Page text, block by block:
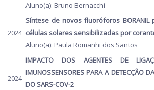
Aluno(a): Bruno Bernacchi
2024
Síntese de novos fluoróforos BORANIL
células solares sensibilizadas por
Aluno(a): Paula Romanhi dos Santos
2024
IMPACTO DOS AGENTES DE
IMUNOSSENSORES PARA A DETECÇÃO
DO SARS-COV-2